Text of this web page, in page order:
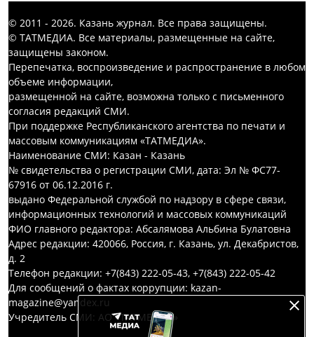
© 2011 - 2026. Казань журнал. Все права защищены.
© ТАТМЕДИА. Все материалы, размещенные на сайте,
защищены законом.
Перепечатка, воспроизведение и распространение в любом
объеме информации,
размещенной на сайте, возможна только с письменного
согласия редакций СМИ.
При поддержке Республиканского агентства по печати и
массовым коммуникациям «ТАТМЕДИА».
Наименование СМИ: Казан - Казань
№ свидетельства о регистрации СМИ, дата: Эл № ФС77-
67916 от 06.12.2016 г.
выдано Федеральной службой по надзору в сфере связи,
информационных технологий и массовых коммуникаций
ФИО главного редактора: Абсалямова Альбина Булатовна
Адрес редакции: 420066, Россия, г. Казань, ул. Декабристов,
д. 2
Телефон редакции: +7(843) 222-05-43, +7(843) 222-05-42
Для сообщений о фактах коррупции: kazan-
magazine@yandex.ru
Учредитель СМИ: АО «ТАТМЕДИА»